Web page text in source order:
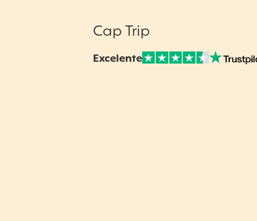
Cap Trip
Nuestras Opiniones Verificadas:
Excelente